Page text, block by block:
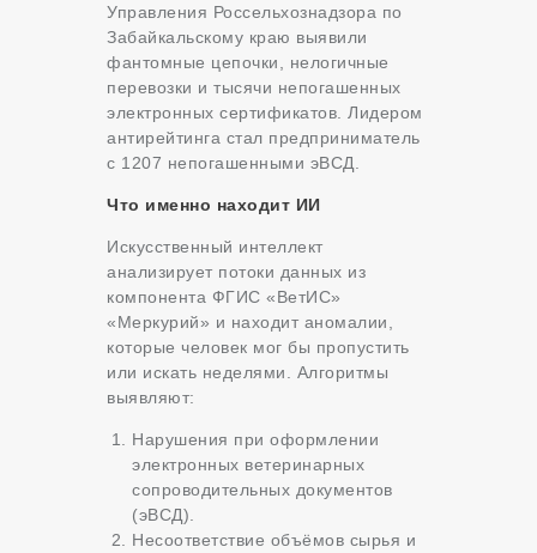
Управления Россельхознадзора по
Забайкальскому краю выявили
фантомные цепочки, нелогичные
перевозки и тысячи непогашенных
электронных сертификатов. Лидером
антирейтинга стал предприниматель
с 1207 непогашенными эВСД.
Что именно находит ИИ
Искусственный интеллект
анализирует потоки данных из
компонента ФГИС «ВетИС»
«Меркурий» и находит аномалии,
которые человек мог бы пропустить
или искать неделями. Алгоритмы
выявляют:
Нарушения при оформлении
электронных ветеринарных
сопроводительных документов
(эВСД).
Несоответствие объёмов сырья и